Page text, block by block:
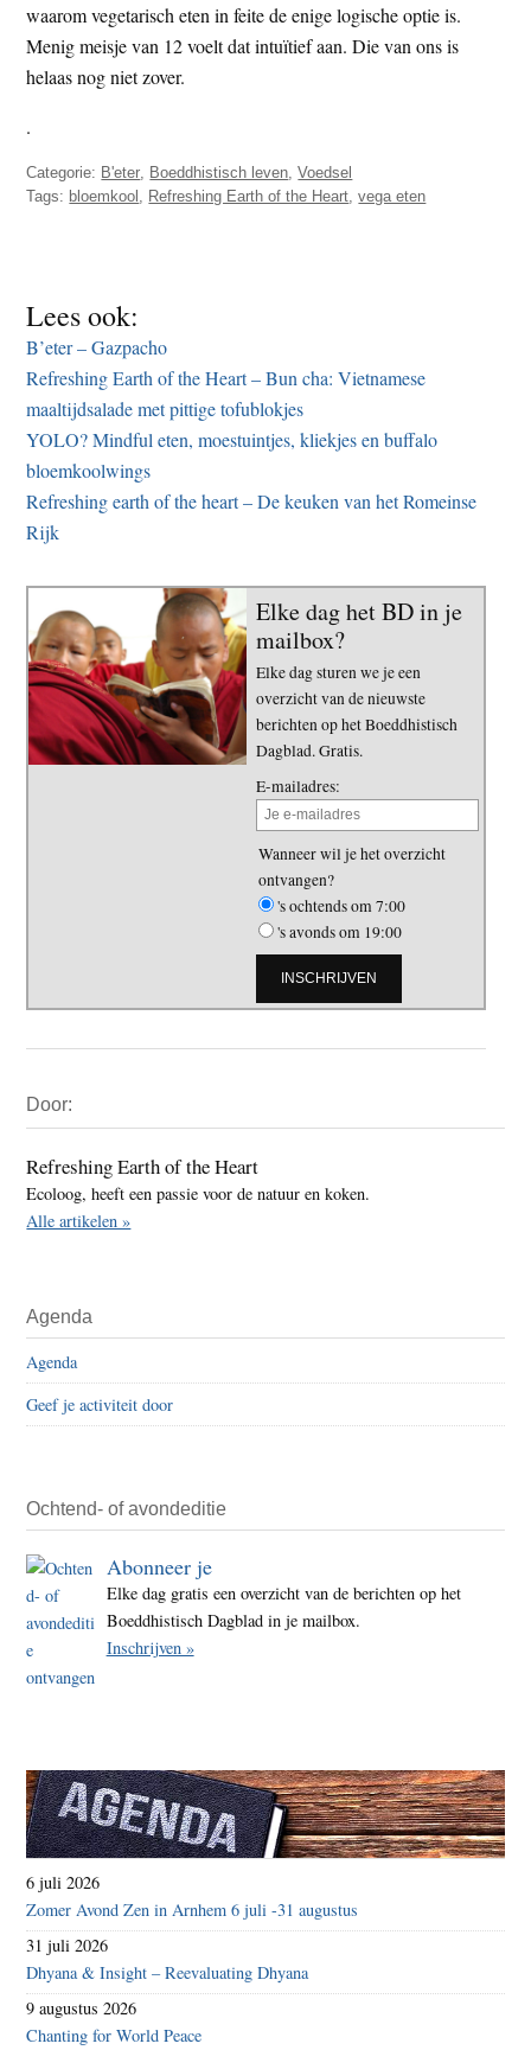
waarom vegetarisch eten in feite de enige logische optie is.
Menig meisje van 12 voelt dat intuïtief aan. Die van ons is
helaas nog niet zover.
.
Categorie: B'eter Boeddhistisch leven ,Voedsel
Tags: bloemkool Refreshing Earth of the Heart ,vega eten
Lees ook:
B’eter – Gazpacho
Refreshing Earth of the Heart – Bun cha: Vietnamese
maaltijdsalade met pittige tofublokjes
YOLO? Mindful eten, moestuintjes, kliekjes en buffalo
bloemkoolwings
Refreshing earth of the heart – De keuken van het Romeinse
Rijk
Elke dag het BD in je
mailbox?
Elke dag sturen we je een
overzicht van de nieuwste
berichten op het Boeddhistisch
Dagblad. Gratis.
E-mailadres:
Wanneer wil je het overzicht
ontvangen?
's ochtends om 7:00
's avonds om 19:00
Sidebar
Door:
Refreshing Earth of the Heart
Ecoloog, heeft een passie voor de natuur en koken.
Alle artikelen »
Agenda
Agenda
Geef je activiteit door
Ochtend- of avondeditie
Abonneer je
Elke dag gratis een overzicht van de berichten op het
Boeddhistisch Dagblad in je mailbox.
Inschrijven »
6 juli 2026
Zomer Avond Zen in Arnhem 6 juli -31 augustus
31 juli 2026
Dhyana & Insight – Reevaluating Dhyana
9 augustus 2026
Chanting for World Peace